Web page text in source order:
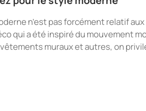
n’est pas forcément relatif
qui a été inspiré du mouvement
muraux et autres, on